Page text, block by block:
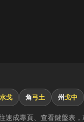
水戈 角弓土 州戈中
速成專頁、查看鍵盤表